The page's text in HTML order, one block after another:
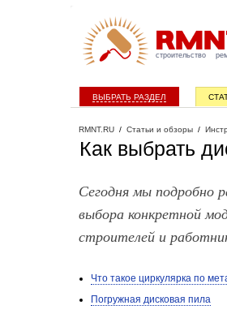
строительство
ВЫБРАТЬ РАЗДЕЛ
RMNT.RU / Статьи и обзоры /
Как выбрать
Сегодня мы подробно
выбора конкретной
строителей и
Что такое циркулярка по
Погружная дисковая пила